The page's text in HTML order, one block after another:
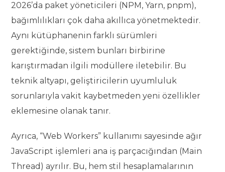
2026’da paket yöneticileri (NPM, Yarn, pnpm),
bağımlılıkları çok daha akıllıca yönetmektedir.
Aynı kütüphanenin farklı sürümleri
gerektiğinde, sistem bunları birbirine
karıştırmadan ilgili modüllere iletebilir. Bu
teknik altyapı, geliştiricilerin uyumluluk
sorunlarıyla vakit kaybetmeden yeni özellikler
eklemesine olanak tanır.
Ayrıca, “Web Workers” kullanımı sayesinde ağır
JavaScript işlemleri ana iş parçacığından (Main
Thread) ayrılır. Bu, hem stil hesaplamalarının